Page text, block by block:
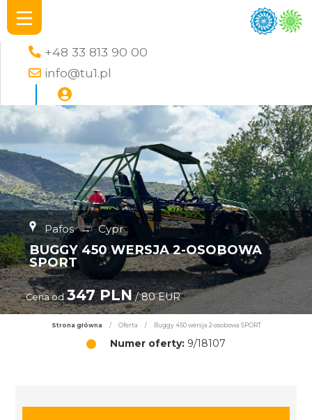
+48 33 813 90 00
info@tu1.pl
Pafos → Cypr
BUGGY 450 WERSJA 2-OSOBOWA
SPORT
Cena od 347 PLN/ 80 EUR
Strona główna / Oferta / Buggy 450 wersja 2-osobowa SPORT
Numer oferty: 9/18107